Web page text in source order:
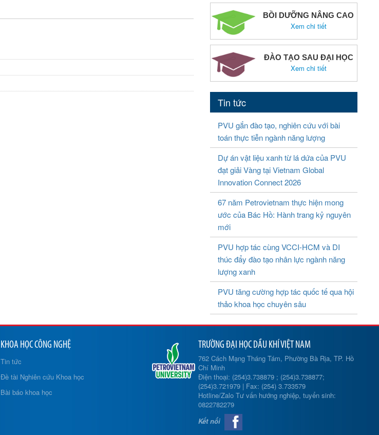
BỒI DƯỠNG NÂNG CAO
Xem chi tiết
ĐÀO TẠO SAU ĐẠI HỌC
Xem chi tiết
Tin tức
PVU gắn đào tạo, nghiên cứu với bài
toán thực tiễn ngành năng lượng
Dự án vật liệu xanh từ lá dứa của PVU
đạt giải Vàng tại Vietnam Global
Innovation Connect 2026
67 năm Petrovietnam thực hiện mong
ước của Bác Hồ: Hành trang kỷ nguyên
mới
PVU hợp tác cùng VCCI-HCM và DI
thúc đẩy đào tạo nhân lực ngành năng
lượng xanh
PVU tăng cường hợp tác quốc tế qua hội
thảo khoa học chuyên sâu
KHOA HỌC CÔNG NGHỆ
Tin tức
Đề tài Nghiên cứu Khoa học
Bài báo khoa học
TRƯỜNG ĐẠI HỌC DẦU KHÍ VIỆT NAM
762 Cách Mạng Tháng Tám, Phường Bà Rịa, TP. Hồ
Chí Minh
Điện thoại: (254)3.738879 ; (254)3.738877;
(254)3.721979 | Fax: (254) 3.733579
Hotline/Zalo Tư vấn hướng nghiệp, tuyển sinh:
0822782279
Kết nối